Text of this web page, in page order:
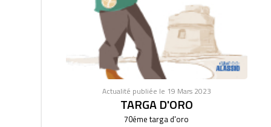
Actualité publiée le 19 Mars 2023
TARGA D'ORO
70éme targa d'oro